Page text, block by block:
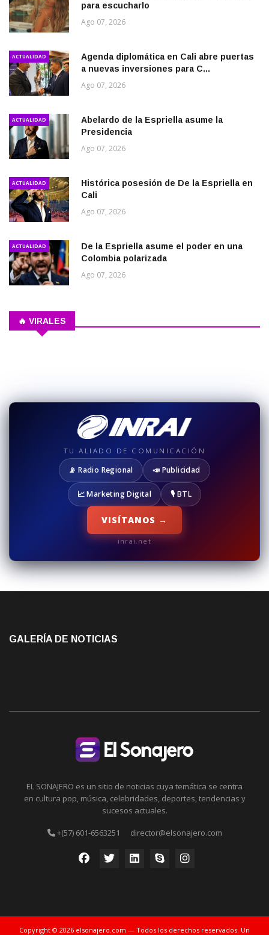
para escucharlo
Ago 07, 2026
ACTUALIDAD
Agenda diplomática en Cali abre puertas
a nuevas inversiones para C...
Ago 07, 2026
ACTUALIDAD
Abelardo de la Espriella asume la
Presidencia
Ago 07, 2026
ACTUALIDAD
Histórica posesión de De la Espriella en
Cali
Ago 07, 2026
ACTUALIDAD
De la Espriella asume el poder en una
Colombia polarizada
Ago 07, 2026
🔥 VIRALES
TU ALIADO DE COMUNICACIÓN
📡 Radio Regional 📣 Publicidad
📈 Marketing Digital 🎙️ BTL
VISÍTANOS →
inrai.net
GALERÍA DE NOTICIAS
EL SONAJERO es un sitio de noticias cuya temática se centra
en cultura pop, música, celebridades, deportes, tendencias y
sucesos actuales.
+(57) 601-6563251 director@elsonajero.com
Copyright © 2026 elsonajero.com — Todos los derechos reservados. Un